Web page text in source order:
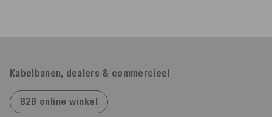
Kabelbanen, dealers & commercieel
B2B online winkel